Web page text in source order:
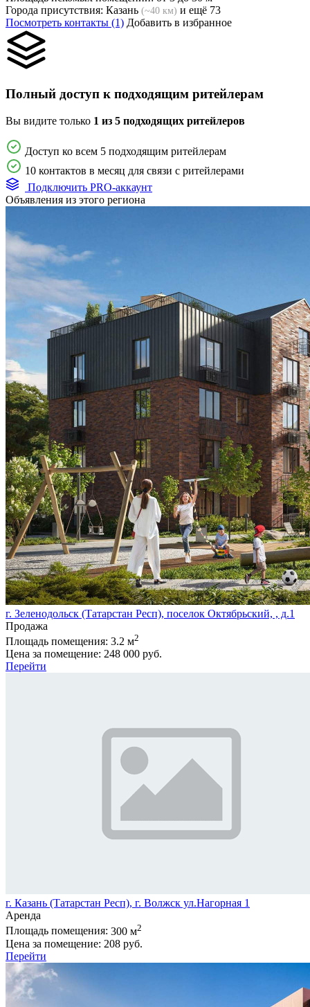
Города присутствия: Казань (~40 км) и ещё 73
Посмотреть контакты (1) Добавить в избранное
Полный доступ к подходящим ритейлерам
Вы видите только 1 из 5 подходящих ритейлеров
Доступ ко всем 5 подходящим ритейлерам
10 контактов в месяц для связи с ритейлерами
Подключить PRO-аккаунт
Объявления из этого региона
г. Зеленодольск (Татарстан Респ), поселок Октябрьский, , д.1
Продажа
Площадь помещения: 3.2 м2
Цена за помещение: 248 000 руб.
Перейти
г. Казань (Татарстан Респ), г. Волжск ул.Нагорная 1
Аренда
Площадь помещения: 300 м2
Цена за помещение: 208 руб.
Перейти